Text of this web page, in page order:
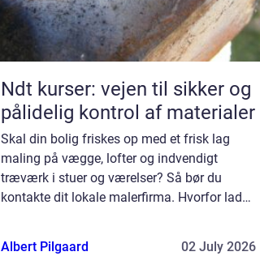
Ndt kurser: vejen til sikker og
pålidelig kontrol af materialer
Skal din bolig friskes op med et frisk lag
maling på vægge, lofter og indvendigt
træværk i stuer og værelser? Så bør du
kontakte dit lokale malerfirma. Hvorfor lade
Albert Pilgaard 02 July 2026